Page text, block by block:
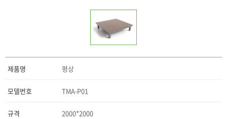
제품명 평상
모델번호 TMA-P01
규격 2000*2000